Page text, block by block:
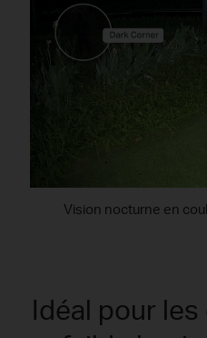
Vision nocturne en
Idéal pour